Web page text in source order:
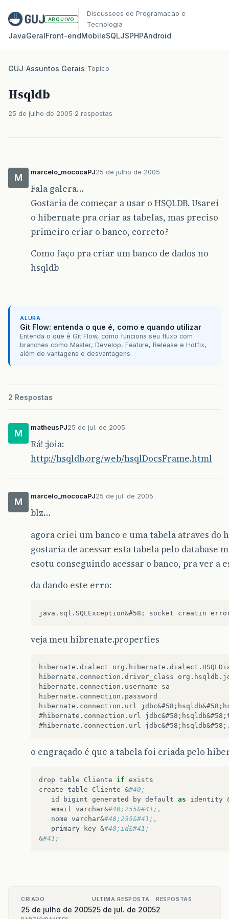
ARQUIVO
Discussoes de Programacao e
Tecnologia
JavaGeralFront‑endMobileSQLJSPHPAndroid
GUJ/Assuntos Gerais/Topico
Hsqldb
25 de julho de 2005 2 respostas
M
marcelo_mococaPJ25 de julho de 2005
Fala galera…
Gostaria de começar a usar o HSQLDB. Usarei
o hibernate pra criar as tabelas, mas preciso
primeiro criar o banco, correto?
Como faço pra criar um banco de dados no
hsqldb
ALURA
Git Flow: entenda o que é, como e quando utilizar
Entenda o que é Git Flow, como funciona seu fluxo com
branches como Master, Develop, Feature, Release e Hotfix,
além de vantagens e desvantagens.
2 Respostas
M
matheusPJ25 de jul. de 2005
Rá! :joia:
http://hsqldb.org/web/hsqlDocsFrame.html
M
marcelo_mococaPJ25 de jul. de 2005
blz…
agora criei um banco e uma tabela atraves do
gostaria de acessar esta tabela pelo database
esotu conseguindo acessar o banco, pra ver a
da dando este erro:
veja meu hibrenate.properties
hibernate.dialect
hibernate.connection.driver_class
hibernate.connection.username sa
hibernate.connection.password
hibernate.connection.url
#hibernate.connection.url
o engraçado é que a tabela foi criada pelo
drop table Cliente if exists
create table Cliente &#40;
id
bigint generated by default as identity
email
varchar&#40;255&#41;,
nome varchar&#40;255&#41;,
primary
key &#40;id&#41;
&#41;
CRIADO
25 de julho de 2005
ULTIMA RESPOSTA
25 de jul. de 2005
RESPOSTAS
2